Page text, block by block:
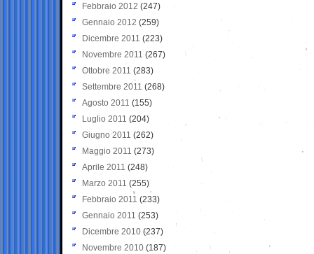
Febbraio 2012 (247)
Gennaio 2012 (259)
Dicembre 2011 (223)
Novembre 2011 (267)
Ottobre 2011 (283)
Settembre 2011 (268)
Agosto 2011 (155)
Luglio 2011 (204)
Giugno 2011 (262)
Maggio 2011 (273)
Aprile 2011 (248)
Marzo 2011 (255)
Febbraio 2011 (233)
Gennaio 2011 (253)
Dicembre 2010 (237)
Novembre 2010 (187)